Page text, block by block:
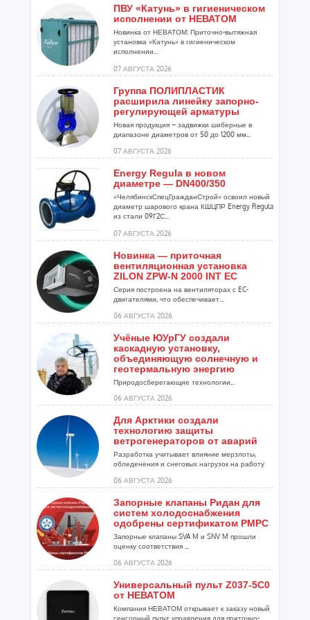
ПВУ «Катунь» в гигиеническом
исполнении от НЕВАТОМ
Новинка от НЕВАТОМ: Приточно-вытяжная
установка «Катунь» в гигиеническом
исполнении...
07 АВГУСТА 2026
Группа ПОЛИПЛАСТИК
расширила линейку запорно-
регулирующей арматуры
Новая продукция – задвижки шиберные в
диапазоне диаметров от 50 до 1200 мм...
07 АВГУСТА 2026
Energy Regula в новом
диаметре — DN400/350
«ЧелябинскСпецГражданСтрой» освоил новый
диаметр шарового крана КШЦПР Energy Regula
из стали 09Г2С...
07 АВГУСТА 2026
Новинка — приточная
вентиляционная установка
ZILON ZPW-N 2000 INT EC
Серия построена на вентиляторах с EC-
двигателями, что обеспечивает...
06 АВГУСТА 2026
Учёные ЮУрГУ создали
каскадную установку,
объединяющую солнечную и
геотермальную энергию
Природосберегающие технологии...
06 АВГУСТА 2026
Для Арктики создали
технологию защиты
ветрогенераторов от аварий
Разработка учитывает влияние мерзлоты,
обледенения и снеговых нагрузок на работу
06 АВГУСТА 2026
Запорные клапаны Ридан для
систем холодоснабжения
одобрены сертификатом РМРС
Запорные клапаны SVA M и SNV M прошли
оценку соответствия ...
06 АВГУСТА 2026
Универсальный пульт Z037-5C0
от НЕВАТОМ
Компания НЕВАТОМ открывает к заказу новый
сенсорный пульт управления для приточно-